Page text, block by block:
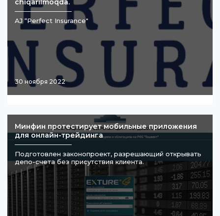
chiqarilmoqda.
AJ “Perfect Insurance"
30 ноября 2022
Минфин протестирует мобильные приложения
для онлайн-трейдинга
Подготовлен законопроект, разрешающий открывать
депо-счета без присутствия клиента.